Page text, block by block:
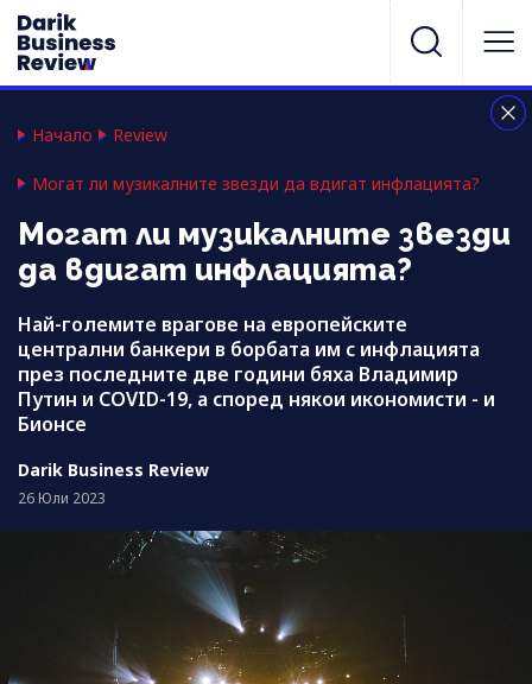
Начало Review
Могат ли музикалните звезди да вдигат инфлацията?
Могат ли музикалните звезди
да вдигат инфлацията?
Най-големите врагове на европейските
централни банкери в борбата им с инфлацията
през последните две години бяха Владимир
Путин и COVID-19, а според някои икономисти - и
Бионсе
Darik Business Review
26 Юли 2023